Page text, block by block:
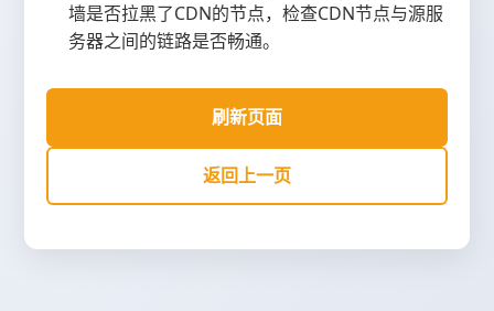
墙是否拉黑了CDN的节点，检查CDN节点与源服
务器之间的链路是否畅通。
刷新页面
返回上一页